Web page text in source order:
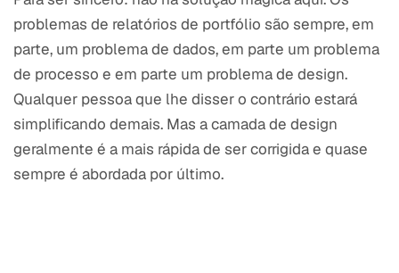
problemas de relatórios de portfólio são sempre, em
parte, um problema de dados, em parte um problema
de processo e em parte um problema de design.
Qualquer pessoa que lhe disser o contrário estará
simplificando demais. Mas a camada de design
geralmente é a mais rápida de ser corrigida e quase
sempre é abordada por último.